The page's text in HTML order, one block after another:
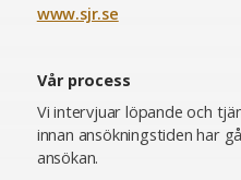
www.sjr.se
Vår process
Vi intervjuar löpande och
innan ansökningstiden har
ansökan.